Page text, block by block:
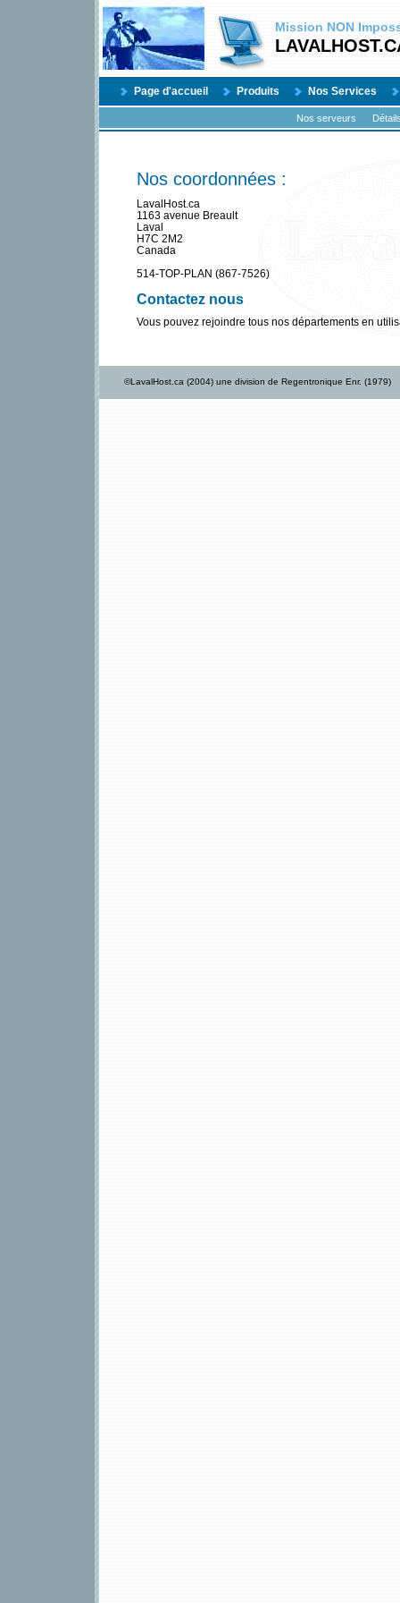
Mission NON
Page d'accueil Produits Nos Services
Nos serveurs
Nos coordonnées :
LavalHost.ca
1163 avenue Breault
Laval
H7C 2M2
Canada
514-TOP-PLAN (867-7526)
Contactez nous
Vous pouvez rejoindre tous nos départements en
©LavalHost.ca (2004) une division de Regentronique Enr. (1979)